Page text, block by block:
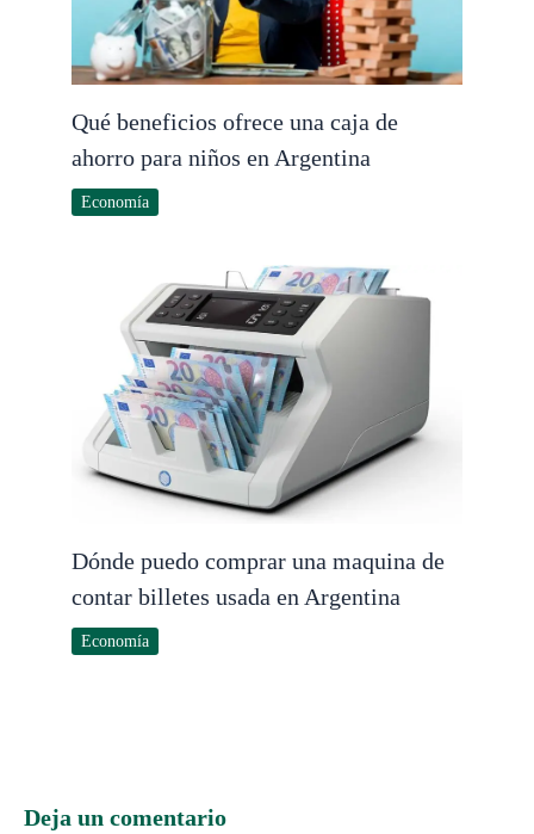
Qué beneficios ofrece una caja de
ahorro para niños en Argentina
Economía
Dónde puedo comprar una maquina de
contar billetes usada en Argentina
Economía
Deja un comentario